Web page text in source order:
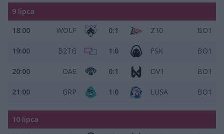
9 lipca
18:00
WOLF 0:1 Z10 BO1
19:00 B2TG 1:0 FSK BO1
20:00 OAE 0:1 DV1 BO1
21:00 GRP 1:0 LUSA BO1
10 lipca